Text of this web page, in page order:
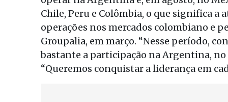
Chile, Peru e Colômbia, o que significa a
operações nos mercados colombiano e
Groupalia, em março. “Nesse período,
bastante a participação na Argentina, no
“Queremos conquistar a liderança em